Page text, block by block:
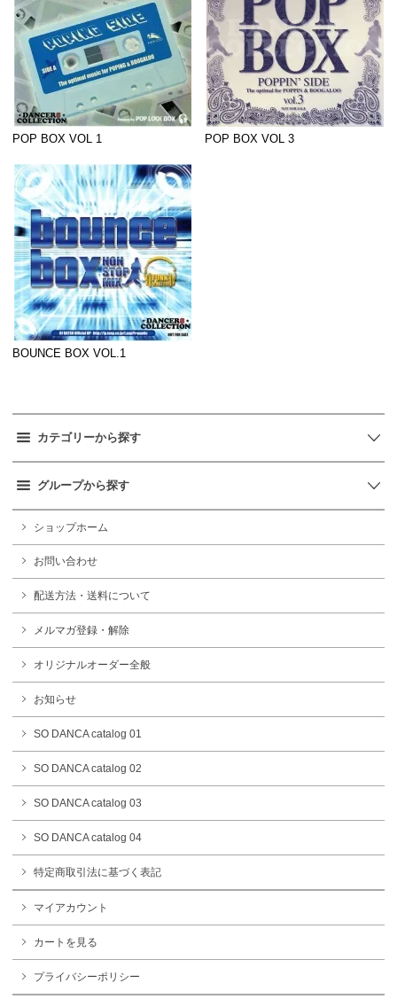
POP BOX VOL 1 POP BOX VOL 3
BOUNCE BOX VOL.1
カテゴリーから探す
グループから探す
ショップホーム
お問い合わせ
配送方法・送料について
メルマガ登録・解除
オリジナルオーダー全般
お知らせ
SO DANCA catalog 01
SO DANCA catalog 02
SO DANCA catalog 03
SO DANCA catalog 04
特定商取引法に基づく表記
マイアカウント
カートを見る
プライバシーポリシー